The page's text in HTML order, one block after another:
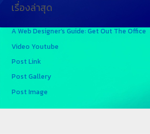
เรื่องล่าสุด
A Web Designer’s Guide: Get Out The Office
Video Youtube
Post Link
Post Gallery
Post Image